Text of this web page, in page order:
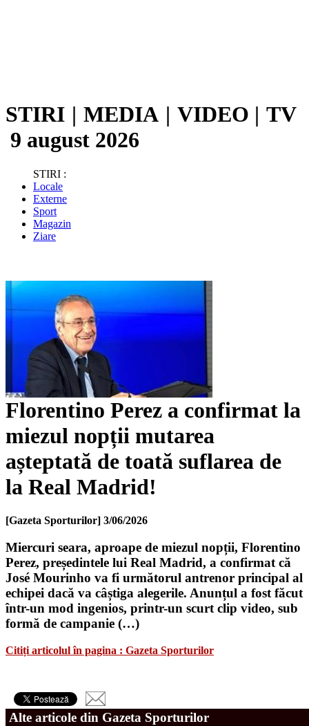
STIRI | MEDIA | VIDEO | TV
9 august 2026
STIRI :
Locale
Externe
Sport
Magazin
Ziare
Florentino Perez a confirmat la
miezul nopții mutarea
așteptată de toată suflarea de
la Real Madrid!
[Gazeta Sporturilor] 3/06/2026
Miercuri seara, aproape de miezul nopții, Florentino
Perez, președintele lui Real Madrid, a confirmat că
José Mourinho va fi următorul antrenor principal al
echipei dacă va câștiga alegerile. Anunțul a fost făcut
într-un mod ingenios, printr-un scurt clip video, sub
formă de campanie (…)
Citiți articolul în pagina : Gazeta Sporturilor
Alte articole din Gazeta Sporturilor